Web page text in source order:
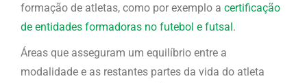
formação de atletas, como por exemplo a certificação
de entidades formadoras no futebol e futsal.
Áreas que asseguram um equilíbrio entre a
modalidade e as restantes partes da vida do atleta